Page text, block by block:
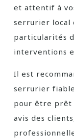
et attentif à
serrurier local
particularités
interventions
Il est
serrurier
pour être prêt
avis des